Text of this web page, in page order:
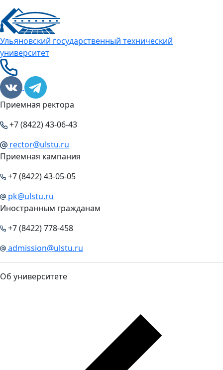
Ульяновский государственный технический
университет
Приемная ректора
+7 (8422) 43-06-43
rector@ulstu.ru
Приемная кампания
+7 (8422) 43-05-05
pk@ulstu.ru
Иностранным гражданам
+7 (8422) 778-458
admission@ulstu.ru
Об университете